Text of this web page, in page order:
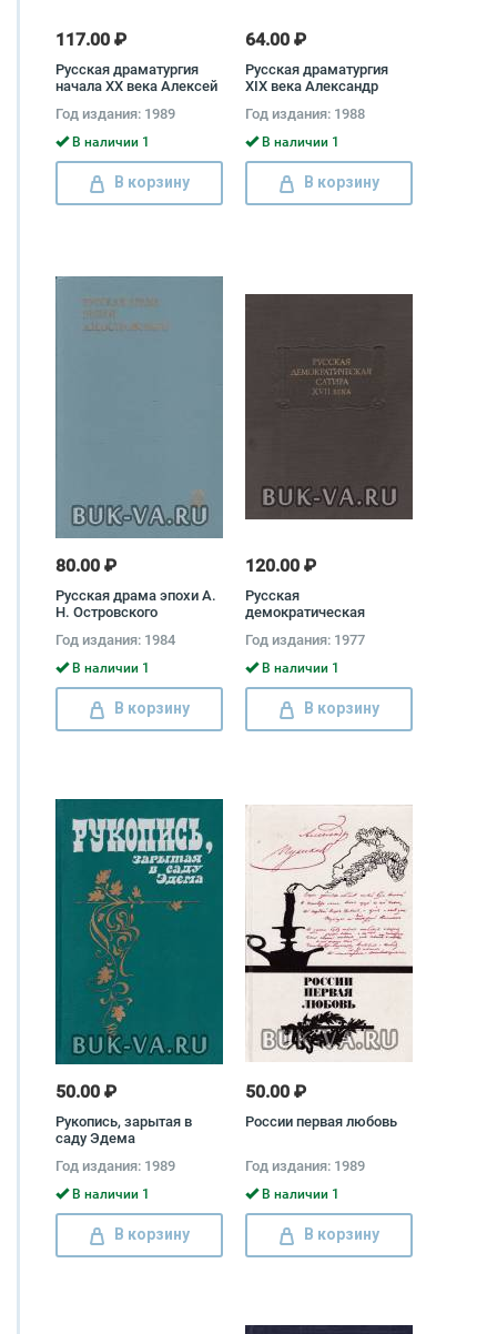
117.00 ₽
Русская драматургия
начала XX века Алексей
Горький, Лев Толстой,
Антон Чехов, Леонид
Андреев, Сергей
Найденов
Год издания: 1989
В наличии 1
В корзину
64.00 ₽
Русская драматургия
XIX века Александр
Островский, Николай
Гоголь, Александр
Пушкин
Год издания: 1988
В наличии 1
В корзину
80.00 ₽
Русская драма эпохи А.
Н. Островского
Год издания: 1984
В наличии 1
В корзину
120.00 ₽
Русская
демократическая
Год издания: 1977
В наличии 1
В корзину
50.00 ₽
Рукопись, зарытая в
саду Эдема
Год издания: 1989
В наличии 1
В корзину
50.00 ₽
России первая любовь
Год издания: 1989
В наличии 1
В корзину